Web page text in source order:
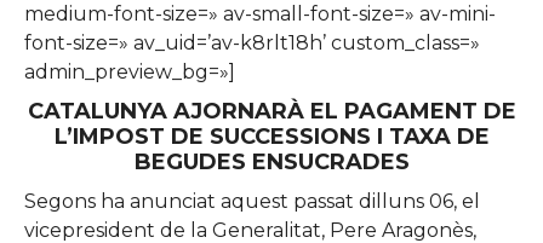
medium-font-size=» av-small-font-size=» av-mini-
font-size=» av_uid=’av-k8rlt18h’ custom_class=»
admin_preview_bg=»]
CATALUNYA AJORNARÀ EL PAGAMENT DE
L’IMPOST DE SUCCESSIONS I TAXA DE
BEGUDES ENSUCRADES
Segons ha anunciat aquest passat dilluns 06, el
vicepresident de la Generalitat, Pere Aragonès,